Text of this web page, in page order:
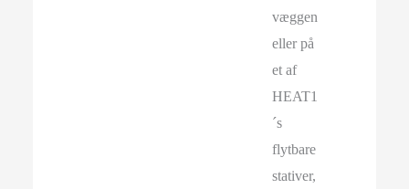
væggen
eller på
et af
HEAT1
´s
flytbare
stativer,